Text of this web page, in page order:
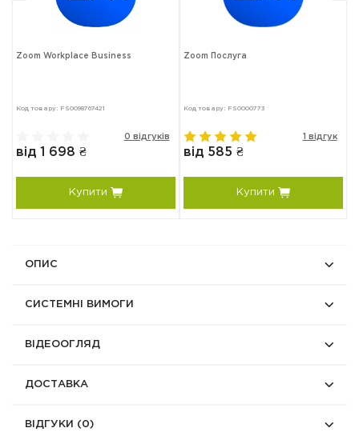
Zoom Workplace Business
Код товару: FS0098767421
0 відгуків
від 1 698 ₴
Купити
Zoom Послуга
Код товару: FS0000773
1 відгук
від 585 ₴
Купити
ОПИС
СИСТЕМНІ ВИМОГИ
ВІДЕООГЛЯД
ДОСТАВКА
ВІДГУКИ (0)